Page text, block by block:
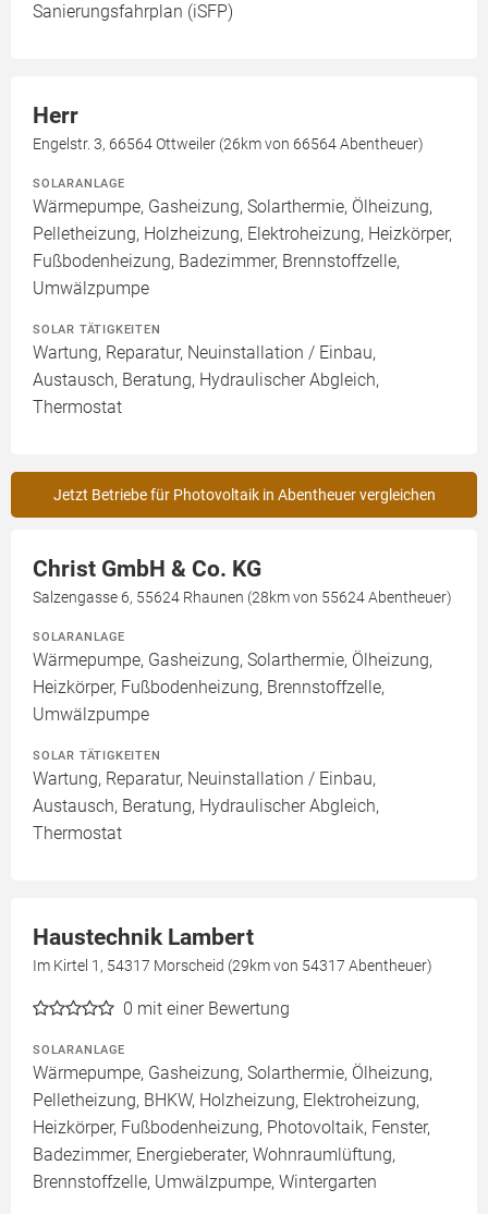
Sanierungsfahrplan (iSFP)
Herr
Engelstr. 3, 66564 Ottweiler (26km von 66564 Abentheuer)
SOLARANLAGE
Wärmepumpe, Gasheizung, Solarthermie, Ölheizung,
Pelletheizung, Holzheizung, Elektroheizung, Heizkörper,
Fußbodenheizung, Badezimmer, Brennstoffzelle,
Umwälzpumpe
SOLAR TÄTIGKEITEN
Wartung, Reparatur, Neuinstallation / Einbau,
Austausch, Beratung, Hydraulischer Abgleich,
Thermostat
Jetzt Betriebe für Photovoltaik in Abentheuer vergleichen
Christ GmbH & Co. KG
Salzengasse 6, 55624 Rhaunen (28km von 55624 Abentheuer)
SOLARANLAGE
Wärmepumpe, Gasheizung, Solarthermie, Ölheizung,
Heizkörper, Fußbodenheizung, Brennstoffzelle,
Umwälzpumpe
SOLAR TÄTIGKEITEN
Wartung, Reparatur, Neuinstallation / Einbau,
Austausch, Beratung, Hydraulischer Abgleich,
Thermostat
Haustechnik Lambert
Im Kirtel 1, 54317 Morscheid (29km von 54317 Abentheuer)
0 mit einer Bewertung
SOLARANLAGE
Wärmepumpe, Gasheizung, Solarthermie, Ölheizung,
Pelletheizung, BHKW, Holzheizung, Elektroheizung,
Heizkörper, Fußbodenheizung, Photovoltaik, Fenster,
Badezimmer, Energieberater, Wohnraumlüftung,
Brennstoffzelle, Umwälzpumpe, Wintergarten